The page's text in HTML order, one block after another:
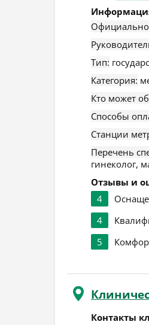
Тип:
Категория:
Кто может
Способы
Станции
Перечень
гинеколог,
Отзывы и
4
4
5
Контакты